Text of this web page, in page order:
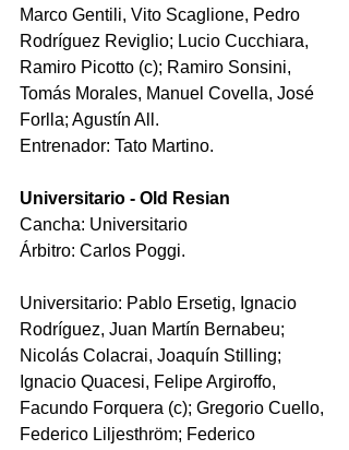
Marco Gentili, Vito Scaglione, Pedro
Rodríguez Reviglio; Lucio Cucchiara,
Ramiro Picotto (c); Ramiro Sonsini,
Tomás Morales, Manuel Covella, José
Forlla; Agustín All.
Entrenador: Tato Martino.
Universitario - Old Resian
Cancha: Universitario
Árbitro: Carlos Poggi.
Universitario: Pablo Ersetig, Ignacio
Rodríguez, Juan Martín Bernabeu;
Nicolás Colacrai, Joaquín Stilling;
Ignacio Quacesi, Felipe Argiroffo,
Facundo Forquera (c); Gregorio Cuello,
Federico Liljesthröm; Federico